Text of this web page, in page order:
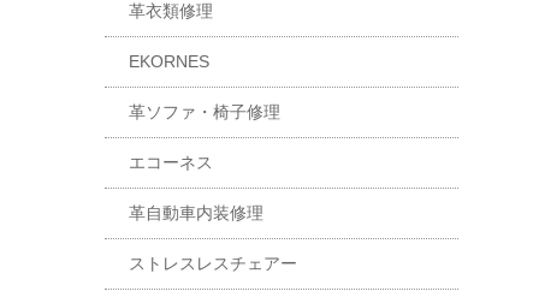
革衣類修理
EKORNES
革ソファ・椅子修理
エコーネス
革自動車内装修理
ストレスレスチェアー